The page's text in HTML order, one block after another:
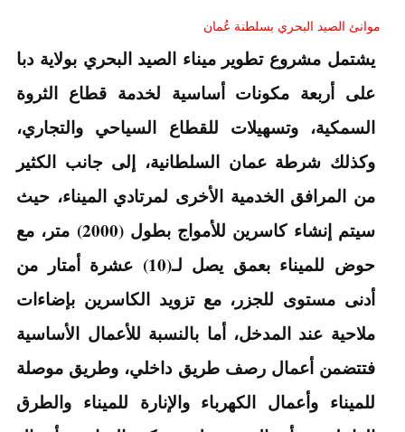
موانئ الصيد البحري بسلطنة عُمان
يشتمل مشروع تطوير ميناء الصيد البحري بولاية دبا
على أربعة مكونات أساسية لخدمة قطاع الثروة
السمكية، وتسهيلات للقطاع السياحي والتجاري،
وكذلك شرطة عمان السلطانية، إلى جانب الكثير
من المرافق الخدمية الأخرى لمرتادي الميناء، حيث
سيتم إنشاء كاسرين للأمواج بطول (2000) متر، مع
حوض للميناء بعمق يصل لـ(10) عشرة أمتار من
أدنى مستوى للجزر، مع تزويد الكاسرين بإضاءات
ملاحية عند المدخل، أما بالنسبة للأعمال الأساسية
فتتضمن أعمال رصف طريق داخلي، وطريق موصلة
للميناء وأعمال الكهرباء والإنارة للميناء والطرق